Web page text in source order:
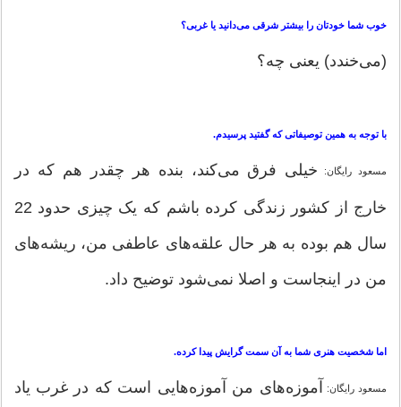
خوب شما خودتان را بیشتر شرقی می‌دانید یا غربی؟
(می‌خندد) یعنی چه؟
با توجه به همین توصیفاتی که گفتید پرسیدم.
مسعود رایگان: خیلی فرق می‌کند، بنده هر چقدر هم که در
خارج از کشور زندگی کرده باشم که یک چیزی حدود 22
سال هم بوده به هر حال علقه‌های عاطفی من، ریشه‌های
من در اینجاست و اصلا نمی‌شود توضیح داد.
اما شخصیت هنری شما به آن سمت گرایش پیدا کرده.
مسعود رایگان: آموزه‌های من آموزه‌هایی است که در غرب یاد